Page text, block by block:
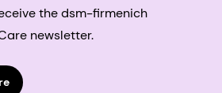
the dsm-firmenich
newsletter.